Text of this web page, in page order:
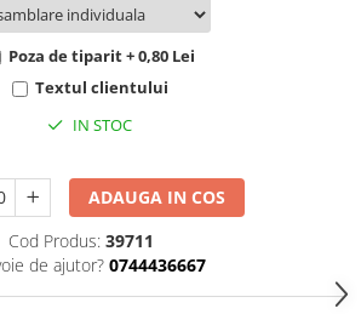
Poza de tiparit + 0,80 Lei
Textul clientului
IN STOC
ADAUGA IN COS
Cod Produs: 39711
de ajutor? 0744436667